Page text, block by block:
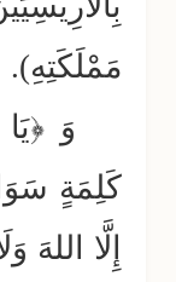
مَمْلَكَتِهِ).
وَ
كَلِمَةٍ
إِلَّا